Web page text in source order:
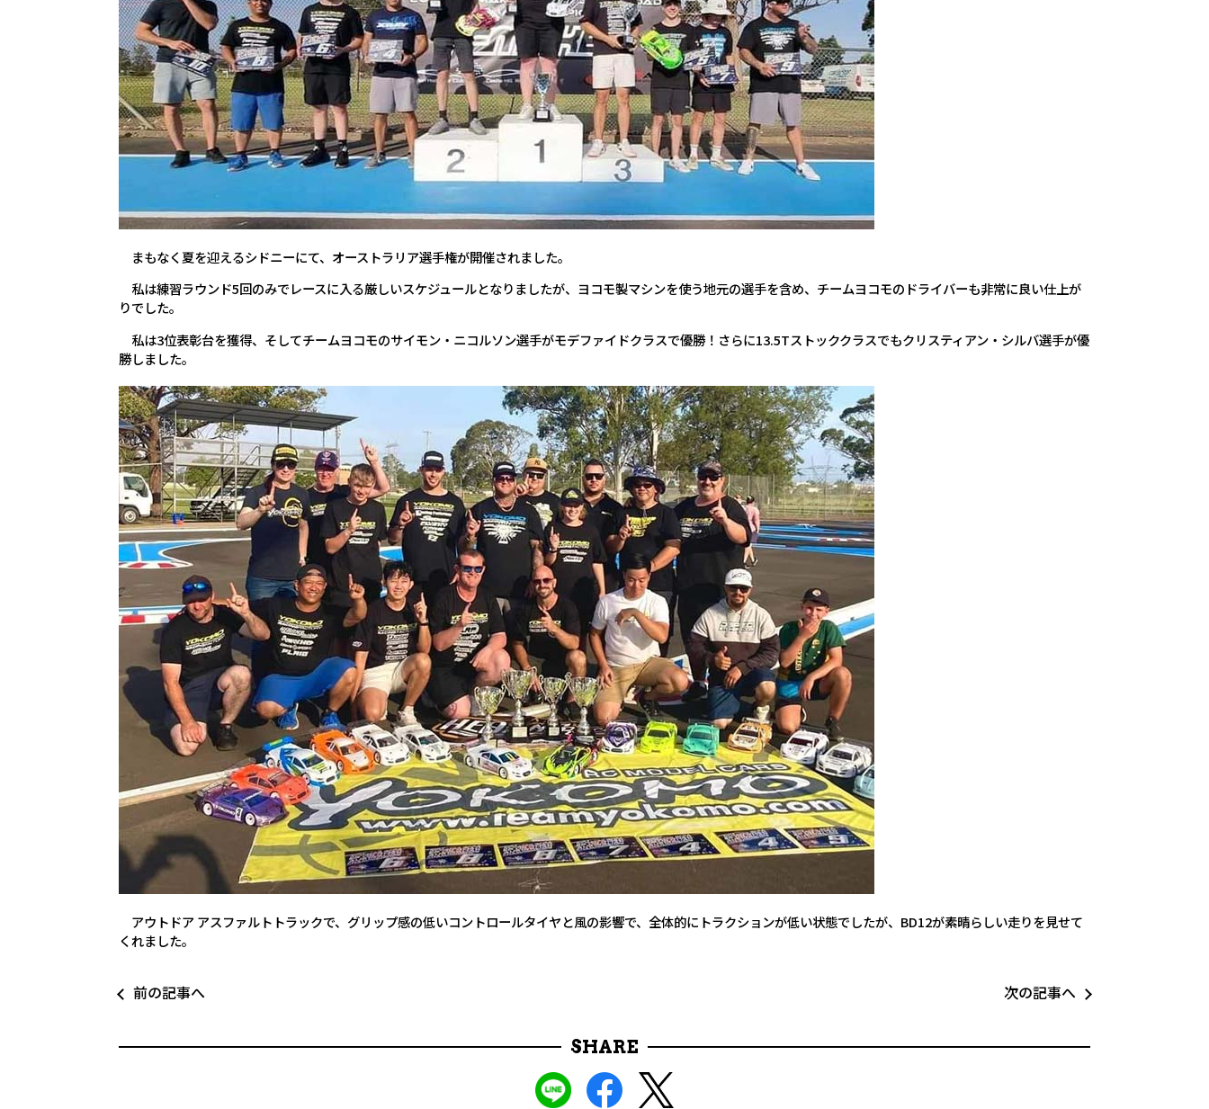
まもなく夏を迎えるシドニーにて、オーストラリア選手権が開催されました。
私は練習ラウンド5回のみでレースに入る厳しいスケジュールとなりましたが、ヨコモ製マシンを使う地元の選手を含め、チームヨコモのドライバーも非常に良い仕上が
りでした。
私は3位表彰台を獲得、そしてチームヨコモのサイモン・ニコルソン選手がモデファイドクラスで優勝！さらに13.5Tストッククラスでもクリスティアン・シルバ選手が優
勝しました。
アウトドア アスファルトトラックで、グリップ感の低いコントロールタイヤと風の影響で、全体的にトラクションが低い状態でしたが、BD12が素晴らしい走りを見せて
くれました。
前の記事へ 次の記事へ
SHARE